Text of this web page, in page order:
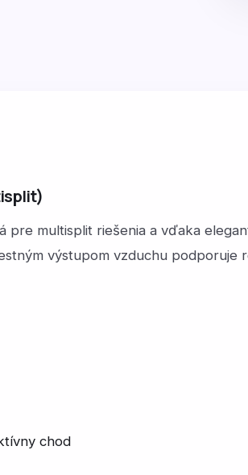
pre multisplit riešenia a vďaka
výstupom vzduchu podporuje
chod